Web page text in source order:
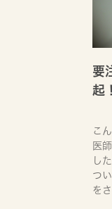
要
起
こ
医
し
つ
を